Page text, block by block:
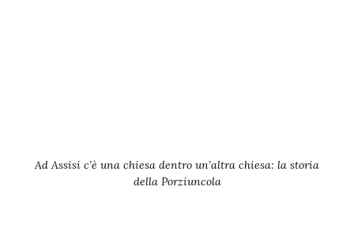
Ad Assisi c’è una chiesa dentro un’altra chiesa: la storia
della Porziuncola